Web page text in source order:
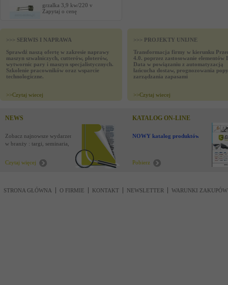
grzalka 3,9 kw/220 v
Zapytaj o cenę
>>> SERWIS I NAPRAWA
Sprawdź naszą ofertę w zakresie naprawy
maszyn szwalniczych, cutterów, ploterów,
wytwornic pary i maszyn specjalistycznych.
Szkolenie pracowników oraz wsparcie
technologiczne.
>>Czytaj wiecej
>>> PROJEKTY UNIJNE
Transformacja firmy w kierunku
4.0. poprzez zastosowanie elementów
Data w powiązaniu z automatyzacją
łańcucha dostaw, prognozowania
zarządzania zapasami
>>Czytaj wiecej
NEWS
Zobacz najnowsze wydarzenia
w branży : targi, seminaria,
Czytaj więcej
KATALOG ON-LINE
NOWY katalog produktów !
Pobierz
STRONA GŁÓWNA O FIRMIE KONTAKT NEWSLETTER WARUNKI ZAKUPÓW